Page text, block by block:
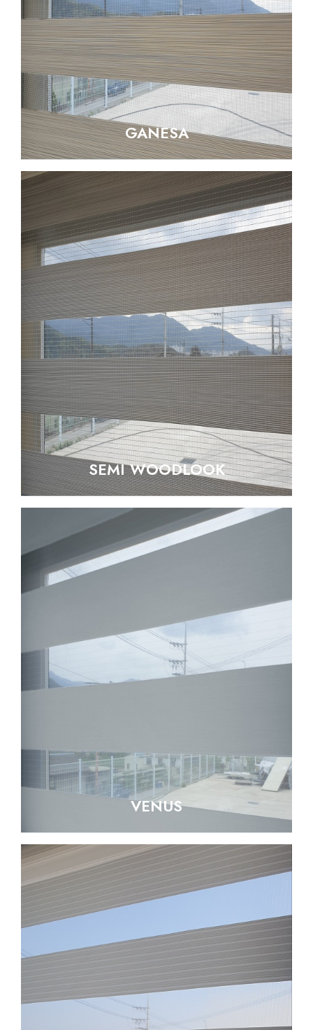
GANESA
SEMI WOODLOOK
VENUS